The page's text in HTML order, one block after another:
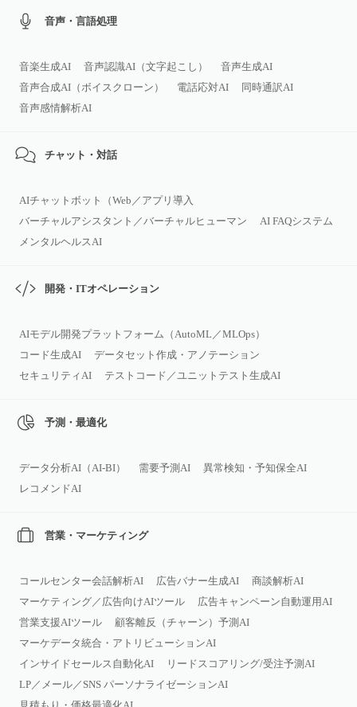
音声・言語処理
音楽生成AI 音声認識AI（文字起こし）
音声生成AI
音声合成AI（ボイスクローン）
電話応対AI
同時通訳AI
音声感情解析AI
チャット・対話
AIチャットボット（Web／アプリ導入
バーチャルアシスタント／バーチャルヒューマン
AI FAQシステム
メンタルヘルスAI
開発・ITオペレーション
AIモデル開発プラットフォーム（AutoML／MLOps）
コード生成AI
データセット作成・アノテーション
セキュリティAI
テストコード／ユニットテスト生成AI
予測・最適化
データ分析AI（AI‑BI） 需要予測AI
異常検知・予知保全AI
レコメンドAI
営業・マーケティング
コールセンター会話解析AI 広告バナー生成AI
商談解析AI
マーケティング／広告向けAIツール
広告キャンペーン自動運用AI
営業支援AIツール
顧客離反（チャーン）予測AI
マーケデータ統合・アトリビューションAI
インサイドセールス自動化AI
リードスコアリング/受注予測AI
LP／メール／SNS パーソナライゼーションAI